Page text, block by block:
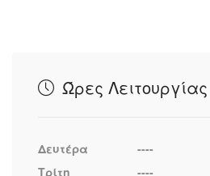
Ώρες Λειτουργίας
Δευτέρα
----
Τρίτη
----